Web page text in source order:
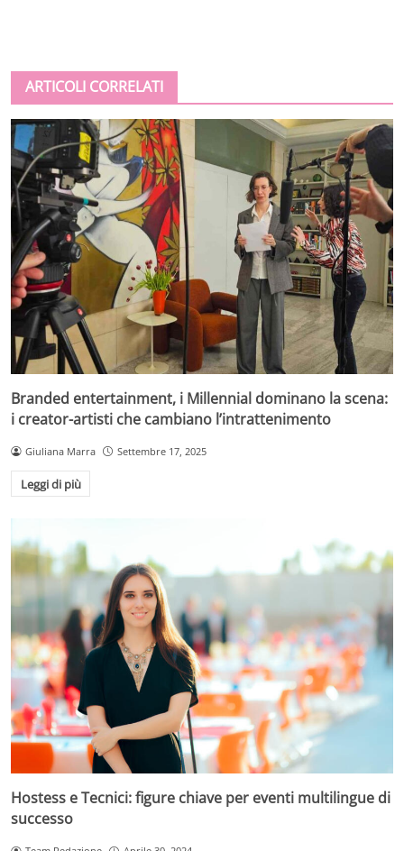
ARTICOLI CORRELATI
Branded entertainment, i Millennial dominano la scena:
i creator-artisti che cambiano l’intrattenimento
Giuliana Marra Settembre 17, 2025
Leggi di più
Hostess e Tecnici: figure chiave per eventi multilingue di
successo